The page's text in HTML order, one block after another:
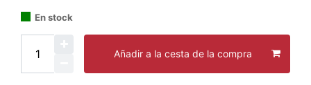
En stock
Añadir a la cesta de la compra